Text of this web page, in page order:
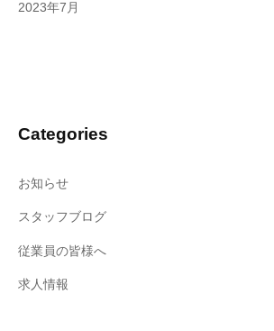
2023年7月
Categories
お知らせ
スタッフブログ
従業員の皆様へ
求人情報